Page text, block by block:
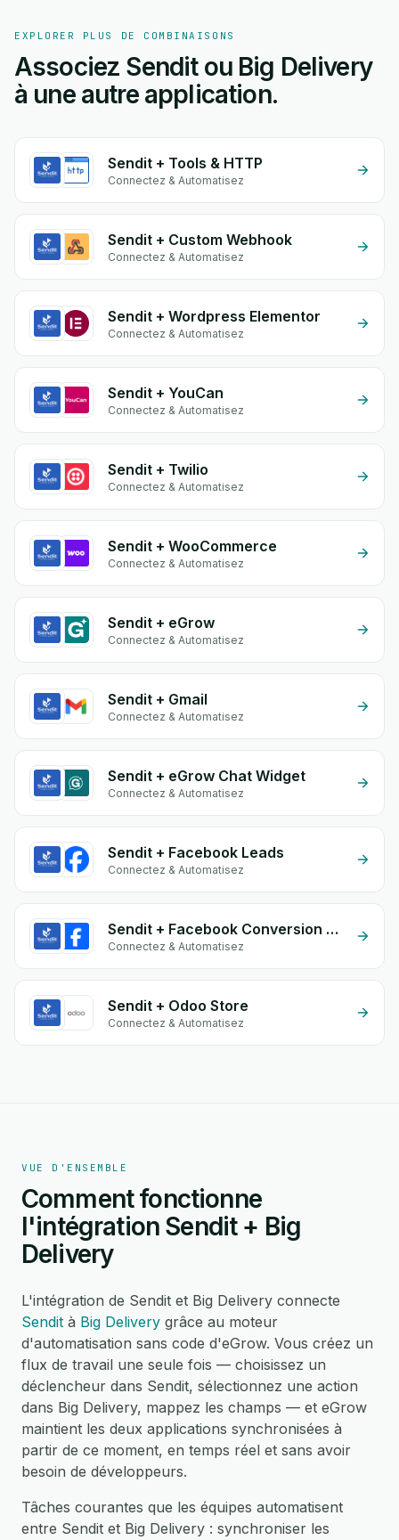
EXPLORER PLUS DE COMBINAISONS
Associez Sendit ou Big Delivery
à une autre application.
Sendit + Tools & HTTP
Connectez & Automatisez
Sendit + Custom Webhook
Connectez & Automatisez
Sendit + Wordpress Elementor
Connectez & Automatisez
Sendit + YouCan
Connectez & Automatisez
Sendit + Twilio
Connectez & Automatisez
Sendit + WooCommerce
Connectez & Automatisez
Sendit + eGrow
Connectez & Automatisez
Sendit + Gmail
Connectez & Automatisez
Sendit + eGrow Chat Widget
Connectez & Automatisez
Sendit + Facebook Leads
Connectez & Automatisez
Sendit + Facebook Conversion API (CAPI)
Connectez & Automatisez
Sendit + Odoo Store
Connectez & Automatisez
VUE D'ENSEMBLE
Comment fonctionne
l'intégration Sendit + Big
Delivery
L'intégration de Sendit et Big Delivery connecte
Sendit à Big Delivery grâce au moteur
d'automatisation sans code d'eGrow. Vous créez un
flux de travail une seule fois — choisissez un
déclencheur dans Sendit, sélectionnez une action
dans Big Delivery, mappez les champs — et eGrow
maintient les deux applications synchronisées à
partir de ce moment, en temps réel et sans avoir
besoin de développeurs.
Tâches courantes que les équipes automatisent
entre Sendit et Big Delivery : synchroniser les